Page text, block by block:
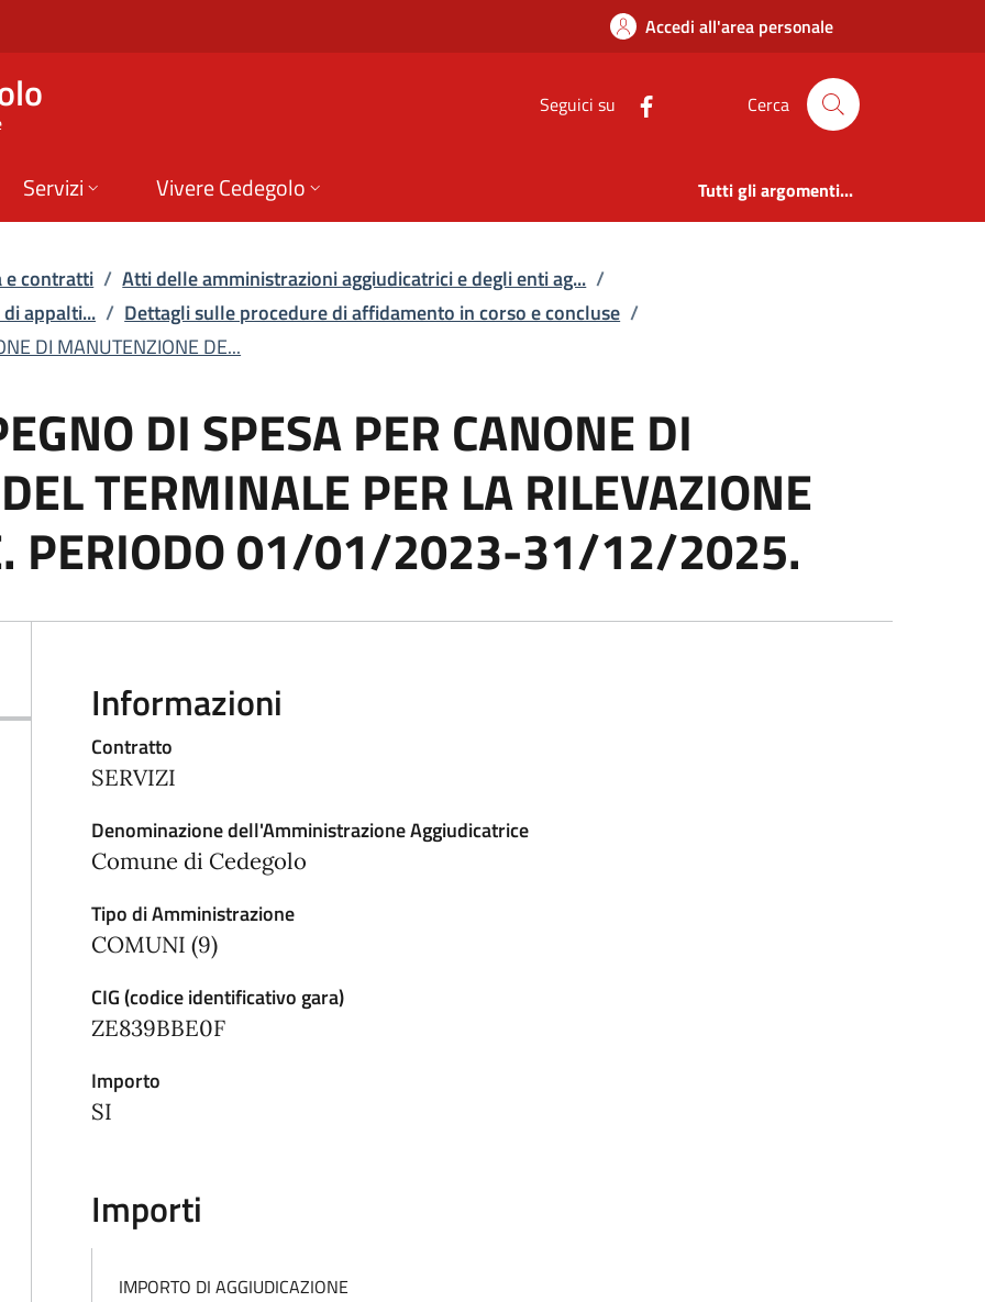
DI SPESA PER CANONE DI
Accedi all'area personale
Seguici su Cerca
Servizi Vivere Cedegolo Tutti gli argomenti...
e contratti / Atti delle amministrazioni aggiudicatrici e degli enti ag... /
appalti... / Dettagli sulle procedure di affidamento in corso e concluse /
DI MANUTENZIONE DE...
DI SPESA PER CANONE DI
TERMINALE PER LA RILEVAZIONE
PERIODO 01/01/2023-31/12/2025.
Informazioni
Contratto
SERVIZI
Denominazione dell'Amministrazione Aggiudicatrice
Comune di Cedegolo
Tipo di Amministrazione
COMUNI (9)
CIG (codice identificativo gara)
ZE839BBE0F
Importo
SI
Importi
IMPORTO DI AGGIUDICAZIONE